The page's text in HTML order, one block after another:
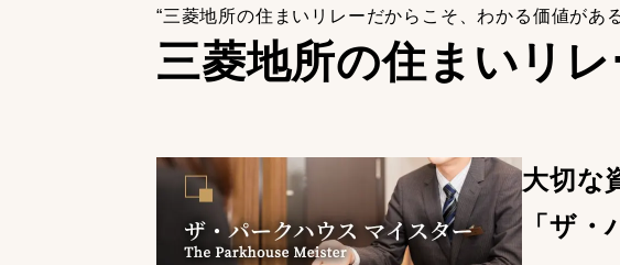
“三菱地所の住まいリレーだからこそ、 わかる価値があ
三菱地所の住まいリ
大切な
「ザ